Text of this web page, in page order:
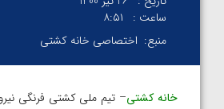
ساعت :
۸:۵۱
منبع: اختصاصی خانه کشتی
خانه کشتی– تیم ملی کشتی فرنگی